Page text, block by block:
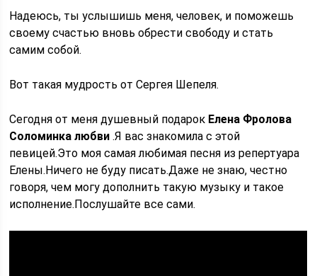
Надеюсь, ты услышишь меня, человек, и поможешь
своему счастью вновь обрести свободу и стать
самим собой.
Вот такая мудрость от Сергея Шепеля.
Сегодня от меня душевный подарок Елена Фролова
Соломинка любви .Я вас знакомила с этой
певицей.Это моя самая любимая песня из репертуара
Елены.Ничего не буду писать.Даже не знаю, честно
говоря, чем могу дополнить такую музыку и такое
исполнение.Послушайте все сами.